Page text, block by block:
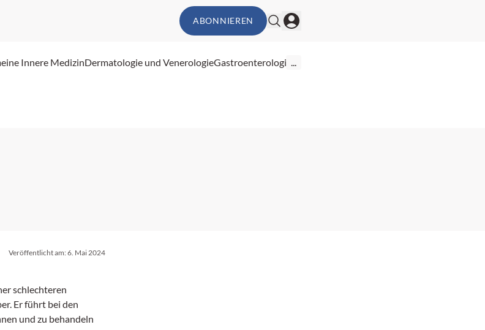
ABONNIEREN
Innere MedizinDermatologie und VenerologieGastroenterologie...
Veröffentlicht am:6. Mai 2024
schlechteren
Er führt bei den
und zu behandeln